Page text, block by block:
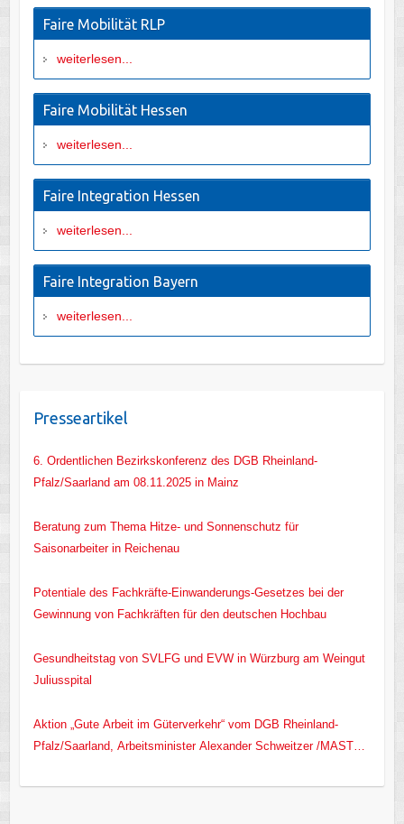
Faire Mobilität RLP
weiterlesen...
Faire Mobilität Hessen
weiterlesen...
Faire Integration Hessen
weiterlesen...
Faire Integration Bayern
weiterlesen...
Presseartikel
6. Ordentlichen Bezirkskonferenz des DGB Rheinland-
Pfalz/Saarland am 08.11.2025 in Mainz
Beratung zum Thema Hitze- und Sonnenschutz für
Saisonarbeiter in Reichenau
Potentiale des Fachkräfte-Einwanderungs-Gesetzes bei der
Gewinnung von Fachkräften für den deutschen Hochbau
Gesundheitstag von SVLFG und EVW in Würzburg am Weingut
Juliusspital
Aktion „Gute Arbeit im Güterverkehr“ vom DGB Rheinland-
Pfalz/Saarland, Arbeitsminister Alexander Schweitzer /MASTD